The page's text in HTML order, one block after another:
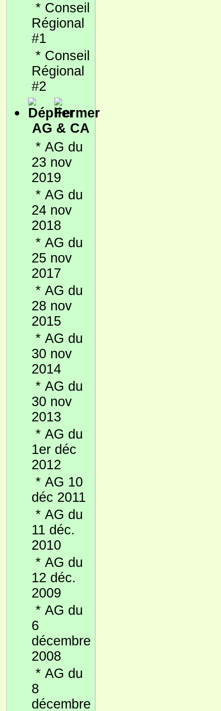
* Conseil
Régional
#1
* Conseil
Régional
#2
AG & CA
* AG du
23 nov
2019
* AG du
24 nov
2018
* AG du
25 nov
2017
* AG du
28 nov
2015
* AG du
30 nov
2014
* AG du
30 nov
2013
* AG du
1er déc
2012
* AG 10
déc 2011
* AG du
11 déc.
2010
* AG du
12 déc.
2009
* AG du
6
décembre
2008
* AG du
8
décembre